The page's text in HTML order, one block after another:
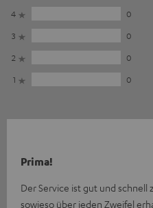
4
0
3
0
2
0
1
0
Prima!
Der Service ist gut und schnell
sowieso über jeden Zweifel